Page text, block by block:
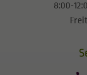
8:00-